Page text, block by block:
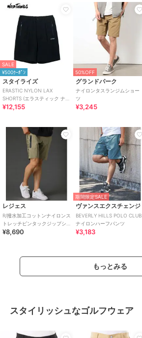
SALE
¥500ｸｰﾎﾟﾝ
スタイライズ
ERASTIC NYLON LAX
SHORTS (エラスティック ナイ
ロン ラックスショーツ) /
¥12,155
50%OFF
グランドパーク
ナイロンタスランジムショー
ツ
¥3,245
レジェス
R/撥水加工コットンナイロンス
トレッチピンタックジップシ
ョートパンツ
¥8,690
期間限定SALE
ヴァンスエクスチェンジ
BEVERLY HILLS POLO CLUB
ナイロンハーフパンツ
¥3,183
もっとみる
スタイリッシュなゴルフウェア